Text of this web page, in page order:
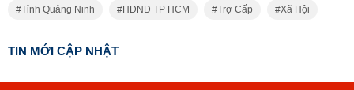
Tỉnh Quảng Ninh HĐND TP HCM Trợ Cấp Xã Hội
TIN MỚI CẬP NHẬT